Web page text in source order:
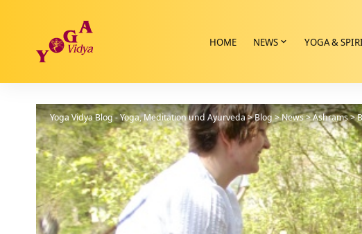
HOME NEWS YOGA &
Yoga Vidya Blog - Yoga, Meditation und Ayurveda>Blog>News>Ashrams>